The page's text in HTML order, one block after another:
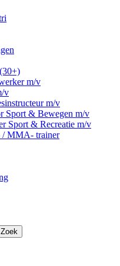
m/v
v
m/v
Sport & Bewegen m/v
Sport & Recreatie m/v
/ MMA- trainer
Zoek